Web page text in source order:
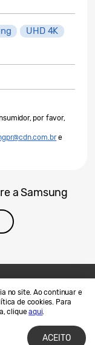
no site. Ao continuar e
de cookies. Para
cliqueaqui.
ACEITO
UHD 4K
por favor,
e
a Samsung